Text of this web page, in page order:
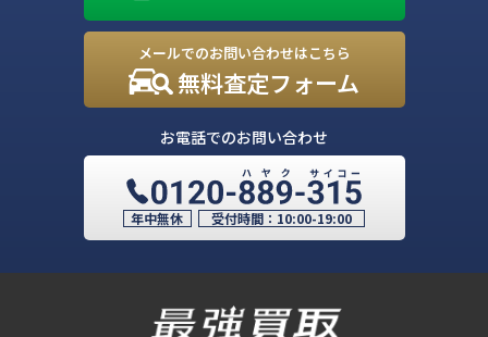
メールでのお問い合わせはこちら
無料査定フォーム
お電話でのお問い合わせ
年中無休 受付時間： 10:00-19:00